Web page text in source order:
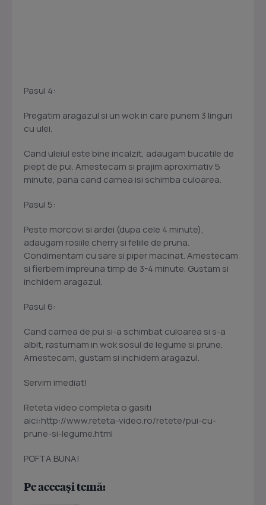
Pasul 4:
Pregatim aragazul si un wok in care punem 3 linguri
cu ulei.
Cand uleiul este bine incalzit, adaugam bucatile de
piept de pui. Amestecam si prajim aproximativ 5
minute, pana cand carnea isi schimba culoarea.
Pasul 5:
Peste morcovi si ardei (dupa cele 4 minute),
adaugam rosiile cherry si feliile de pruna.
Condimentam cu sare si piper macinat. Amestecam
si fierbem impreuna timp de 3-4 minute. Gustam si
inchidem aragazul.
Pasul 6:
Cand carnea de pui si-a schimbat culoarea si s-a
albit, rasturnam in wok sosul de legume si prune.
Amestecam, gustam si inchidem aragazul.
Servim imediat!
Reteta video completa o gasiti
aici:http://www.reteta-video.ro/retete/pui-cu-
prune-si-legume.html
POFTA BUNA!
Pe aceeași temă: